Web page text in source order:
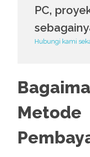
PC,
Hubungi kami
Metode